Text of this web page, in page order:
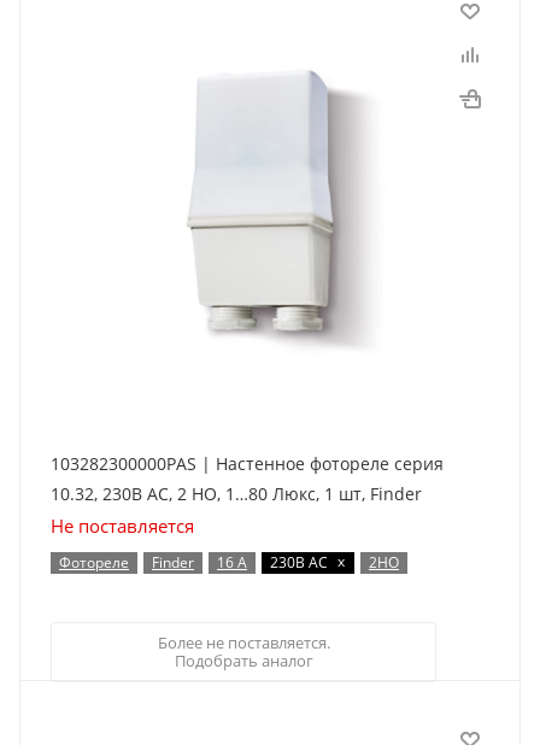
103282300000PAS | Настенное фотореле серия
10.32, 230В AC, 2 НО, 1…80 Люкс, 1 шт, Finder
Не поставляется
Фотореле Finder 16 А 230В AC x 2НО
Более не поставляется.
Подобрать аналог